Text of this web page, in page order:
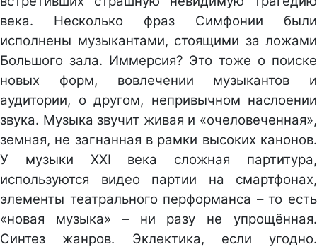
века. Несколько фраз Симфонии были
исполнены музыкантами, стоящими за ложами
Большого зала. Иммерсия? Это тоже о поиске
новых форм, вовлечении музыкантов и
аудитории, о другом, непривычном наслоении
звука. Музыка звучит живая и «очеловеченная»,
земная, не загнанная в рамки высоких канонов.
У музыки ХХI века сложная партитура,
используются видео партии на смартфонах,
элементы театрального перформанса – то есть
«новая музыка» – ни разу не упрощённая.
Синтез жанров. Эклектика, если угодно.